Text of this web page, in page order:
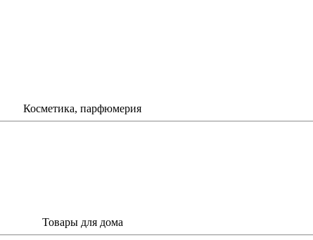
Косметика, парфюмерия
Товары для дома